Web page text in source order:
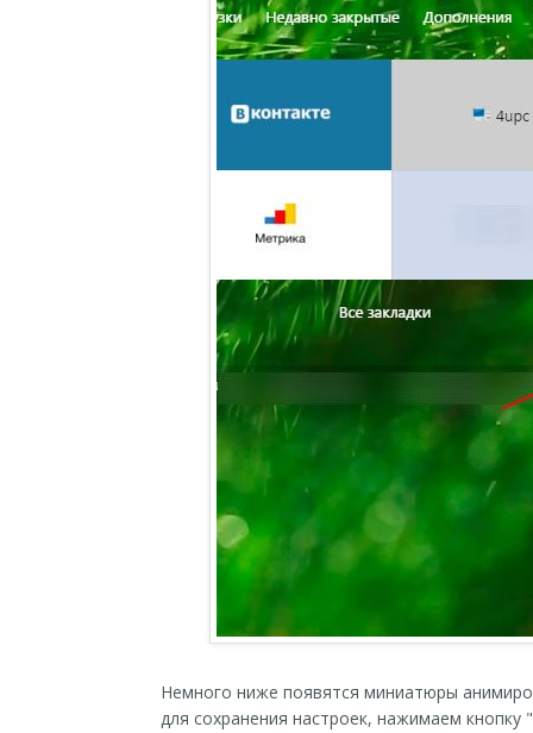
Немного ниже появятся миниатюры
для сохранения настроек, нажимаем кнопку